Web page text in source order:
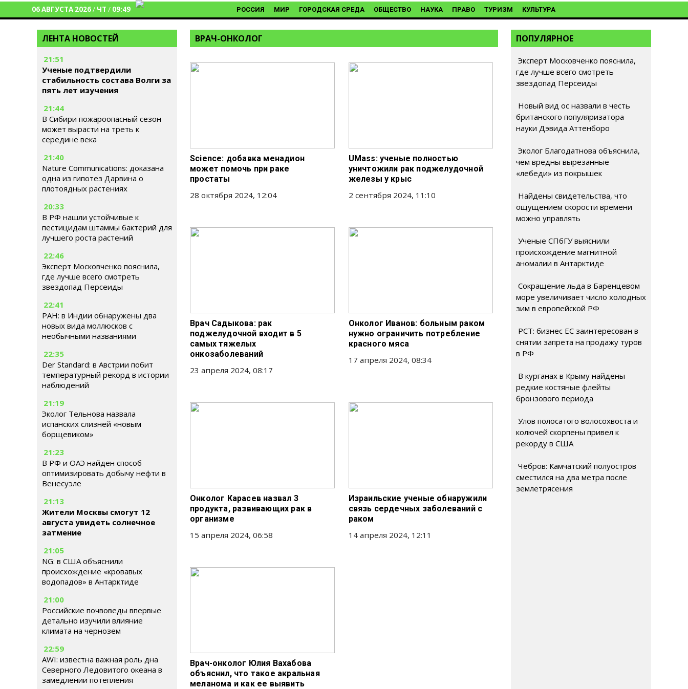
06 АВГУСТА 2026/ ЧТ / 09:49 РОССИЯ МИР ГОРОДСКАЯ СРЕДА ОБЩЕСТВО НАУКА ПРАВО ТУРИЗМ КУЛЬТУРА
ЛЕНТА НОВОСТЕЙ
21:51
Ученые подтвердили
стабильность состава Волги за
пять лет изучения
21:44
В Сибири пожароопасный сезон
может вырасти на треть к
середине века
21:40
Nature Communications: доказана
одна из гипотез Дарвина о
плотоядных растениях
20:33
В РФ нашли устойчивые к
пестицидам штаммы бактерий для
лучшего роста растений
22:46
Эксперт Московченко пояснила,
где лучше всего смотреть
звездопад Персеиды
22:41
РАН: в Индии обнаружены два
новых вида моллюсков с
необычными названиями
22:35
Der Standard: в Австрии побит
температурный рекорд в истории
наблюдений
21:19
Эколог Тельнова назвала
испанских слизней «новым
борщевиком»
21:23
В РФ и ОАЭ найден способ
оптимизировать добычу нефти в
Венесуэле
21:13
Жители Москвы смогут 12
августа увидеть солнечное
затмение
21:05
NG: в США объяснили
происхождение «кровавых
водопадов» в Антарктиде
21:00
Российские почвоведы впервые
детально изучили влияние
климата на чернозем
22:59
AWI: известна важная роль дна
Северного Ледовитого океана в
замедлении потепления
ВРАЧ-ОНКОЛОГ
Science: добавка менадион
может помочь при раке
простаты
28 октября 2024, 12:04
UMass: ученые полностью
уничтожили рак поджелудочной
железы у крыс
2 сентября 2024, 11:10
Врач Садыкова: рак
поджелудочной входит в 5
самых тяжелых
онкозаболеваний
23 апреля 2024, 08:17
Онколог Иванов: больным раком
нужно ограничить потребление
красного мяса
17 апреля 2024, 08:34
Онколог Карасев назвал 3
продукта, развивающих рак в
организме
15 апреля 2024, 06:58
Израильские ученые обнаружили
связь сердечных заболеваний с
раком
14 апреля 2024, 12:11
Врач-онколог Юлия Вахабова
объяснил, что такое акральная
меланома и как ее выявить
ПОПУЛЯРНОЕ
Эксперт Московченко пояснила,
где лучше всего смотреть
звездопад Персеиды
Новый вид ос назвали в честь
британского популяризатора
науки Дэвида Аттенборо
Эколог Благодатнова объяснила,
чем вредны вырезанные
«лебеди» из покрышек
Найдены свидетельства, что
ощущением скорости времени
можно управлять
Ученые СПбГУ выяснили
происхождение магнитной
аномалии в Антарктиде
Сокращение льда в Баренцевом
море увеличивает число холодных
зим в европейской РФ
РСТ: бизнес ЕС заинтересован в
снятии запрета на продажу туров
в РФ
В курганах в Крыму найдены
редкие костяные флейты
бронзового периода
Улов полосатого волосохвоста и
колючей скорпены привел к
рекорду в США
Чебров: Камчатский полуостров
сместился на два метра после
землетрясения